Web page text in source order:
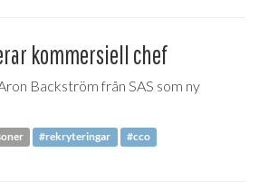
kommersiell chef
Backström från SAS som ny
#rekryteringar #cco